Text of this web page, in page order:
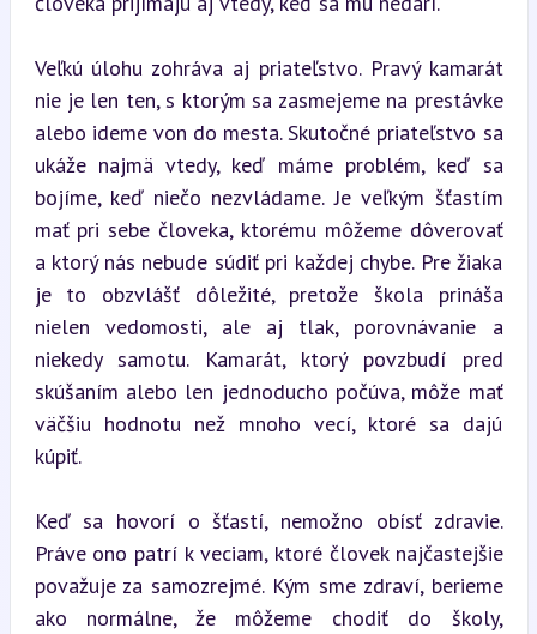
Veľkú úlohu zohráva aj priateľstvo. Pravý kamarát
nie je len ten, s ktorým sa zasmejeme na prestávke
alebo ideme von do mesta. Skutočné priateľstvo sa
ukáže najmä vtedy, keď máme problém, keď sa
bojíme, keď niečo nezvládame. Je veľkým šťastím
mať pri sebe človeka, ktorému môžeme dôverovať
a ktorý nás nebude súdiť pri každej chybe. Pre žiaka
je to obzvlášť dôležité, pretože škola prináša
nielen vedomosti, ale aj tlak, porovnávanie a
niekedy samotu. Kamarát, ktorý povzbudí pred
skúšaním alebo len jednoducho počúva, môže mať
väčšiu hodnotu než mnoho vecí, ktoré sa dajú
kúpiť.
Keď sa hovorí o šťastí, nemožno obísť zdravie.
Práve ono patrí k veciam, ktoré človek najčastejšie
považuje za samozrejmé. Kým sme zdraví, berieme
ako normálne, že môžeme chodiť do školy,